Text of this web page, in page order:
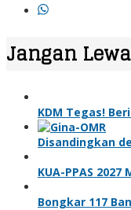
Jangan
KDM Tegas!
Disandingkan
KUA-PPAS
Bongkar 117